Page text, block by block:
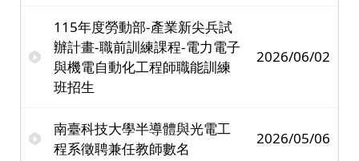
115年度勞動部-產業新尖兵試
辦計畫-職前訓練課程-電力電子
與機電自動化工程師職能訓練
班招生
2026/06/02
南臺科技⼤學半導體與光電⼯
程系徵聘兼任教師數名
2026/05/06